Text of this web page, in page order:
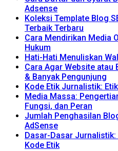
Adsense
Koleksi Template Blog
Terbaik Terbaru
Cara Mendirikan Media
Hukum
Hati-Hati Menuliskan
Cara Agar Website atau
& Banyak Pengunjung
Kode Etik Jurnalistik:
Media Massa:
Fungsi, dan Peran
Jumlah Penghasilan
AdSense
Dasar-Dasar
Kode Etik